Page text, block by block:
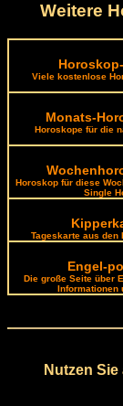
Weitere
Viele kostenlose
Monats-
Horoskope für die
Horoskop für diese
Single
Tageskarte aus den
Engel-
Die große Seite über
Informationen
Nutzen